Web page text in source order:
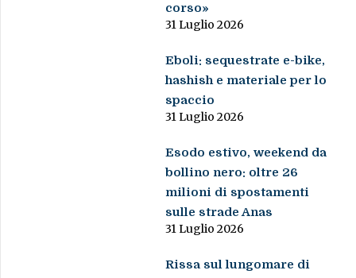
corso»
31 Luglio 2026
Eboli: sequestrate e-bike,
hashish e materiale per lo
spaccio
31 Luglio 2026
Esodo estivo, weekend da
bollino nero: oltre 26
milioni di spostamenti
sulle strade Anas
31 Luglio 2026
Rissa sul lungomare di